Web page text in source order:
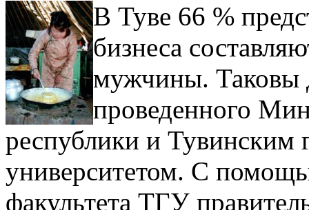
В Туве 66 %
бизнеса
мужчины. Таковы
проведенного
республики и Тувинским
университетом. С
факультета ТГУ